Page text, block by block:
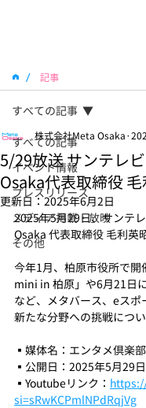
/ 記事
すべての記事
イベント情報
プレスリリース
メディア掲載・放映
その他
すべての記事
5/29放送 サンテレ
Osaka代表取締役 毛
株式会社Meta Osaka
更新日：2025年6月2日
2025年5月29日、サンテ
Osaka 代表取締役 毛利英
今年1月、柏原市役所で
mini in 柏原」や6月21日
など、メタバース、eスポ
新たな分野への挑戦につい
▪️媒体名：エンタメ倶楽部
▪️公開日：2025年5月29日
▪️Youtubeリンク：
si=sRwKCPmlNPdRqjVg